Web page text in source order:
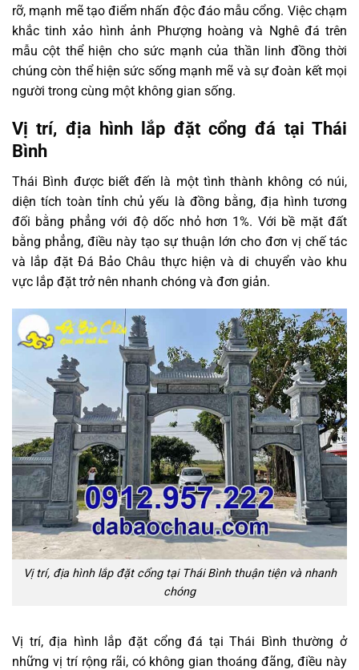
rỡ, mạnh mẽ tạo điểm nhấn độc đáo mẫu cổng. Việc chạm
khắc tinh xảo hình ảnh Phượng hoàng và Nghê đá trên
mẫu cột thể hiện cho sức mạnh của thần linh đồng thời
chúng còn thể hiện sức sống mạnh mẽ và sự đoàn kết mọi
người trong cùng một không gian sống.
Vị trí, địa hình lắp đặt cổng đá tại Thái
Bình
Thái Bình được biết đến là một tình thành không có núi,
diện tích toàn tỉnh chủ yếu là đồng bằng, địa hình tương
đối bằng phẳng với độ dốc nhỏ hơn 1%. Với bề mặt đất
bằng phẳng, điều này tạo sự thuận lớn cho đơn vị chế tác
và lắp đặt Đá Bảo Châu thực hiện và di chuyển vào khu
vực lắp đặt trở nên nhanh chóng và đơn giản.
Vị trí, địa hình lắp đặt cổng tại Thái Bình thuận tiện và nhanh
chóng
Vị trí, địa hình lắp đặt cổng đá tại Thái Bình thường ở
những vị trí rộng rãi, có không gian thoáng đãng, điều này